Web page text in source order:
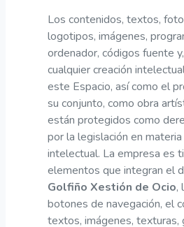
Los contenidos, textos,
logotipos, imágenes,
ordenador, códigos fuente
cualquier creación
este Espacio, así como el
su conjunto, como obra
están protegidos como
por la legislación en
intelectual. La empresa es
elementos que integran el
Golfiño Xestión de Ocio,
botones de navegación, el
textos, imágenes, texturas,